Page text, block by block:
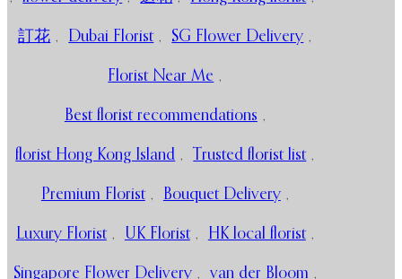
訂花 , Dubai Florist , SG Flower Delivery ,
Florist Near Me ,
Best florist recommendations ,
florist Hong Kong Island , Trusted florist list ,
Premium Florist , Bouquet Delivery ,
Luxury Florist , UK Florist , HK local florist ,
Singapore Flower Delivery , van der Bloom ,